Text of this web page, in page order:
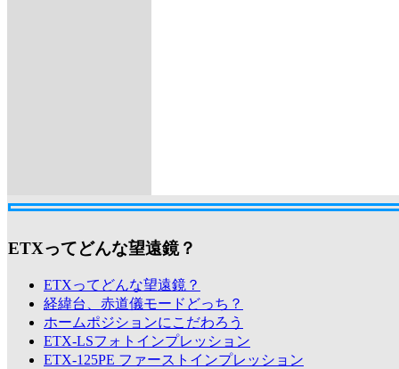
ETXってどんな望遠鏡？
ETXってどんな望遠鏡？
経緯台、赤道儀モードどっち？
ホームポジションにこだわろう
ETX-LSフォトインプレッション
ETX-125PE ファーストインプレッション